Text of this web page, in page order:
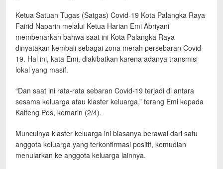
Ketua Satuan Tugas (Satgas) Covid-19 Kota Palangka Raya
Fairid Naparin melalui Ketua Harian Emi Abriyani
membenarkan bahwa saat ini Kota Palangka Raya
dinyatakan kembali sebagai zona merah persebaran Covid-
19. Hal ini, kata Emi, diakibatkan karena adanya transmisi
lokal yang masif.
“Dan saat ini rata-rata sebaran Covid-19 terjadi di antara
sesama keluarga atau klaster keluarga,” terang Emi kepada
Kalteng Pos, kemarin (2/4).
Munculnya klaster keluarga ini biasanya berawal dari satu
anggota keluarga yang terkonfirmasi positif, kemudian
menularkan ke anggota keluarga lainnya.